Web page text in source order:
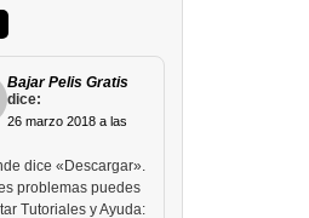
Bajar Pelis Gratis
dice:
26 marzo 2018 a las
dice «Descargar».
problemas puedes
Tutoriales y Ayuda: